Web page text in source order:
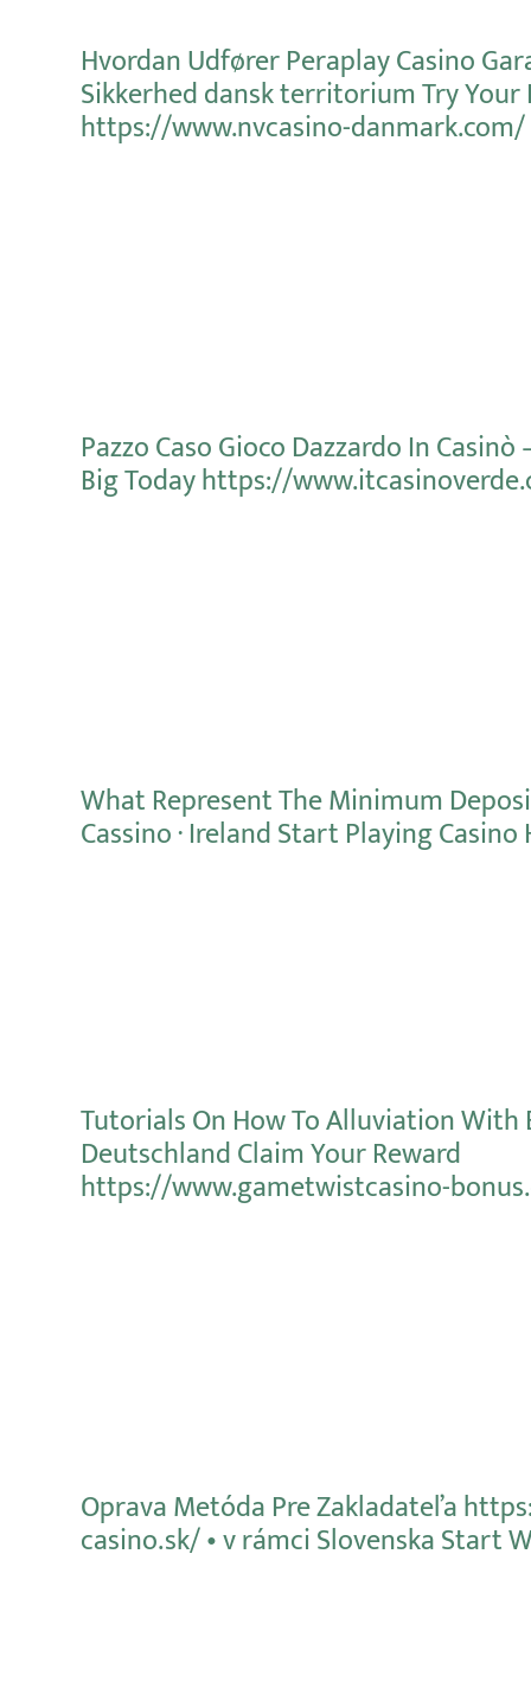
Hvordan Udfører Peraplay Casino
Sikkerhed dansk territorium Try Your
https://www.nvcasino-danmark.com/
Pazzo Caso Gioco Dazzardo In
Big Today https://
What Represent The Minimum
Cassino · Ireland Start Playing
Tutorials On How To Alluviation With
Deutschland Claim Your Reward
https://www.gametwistcasino-
Oprava Metóda Pre Zakladateľa
casino.sk/ • v rámci Slovenska Start